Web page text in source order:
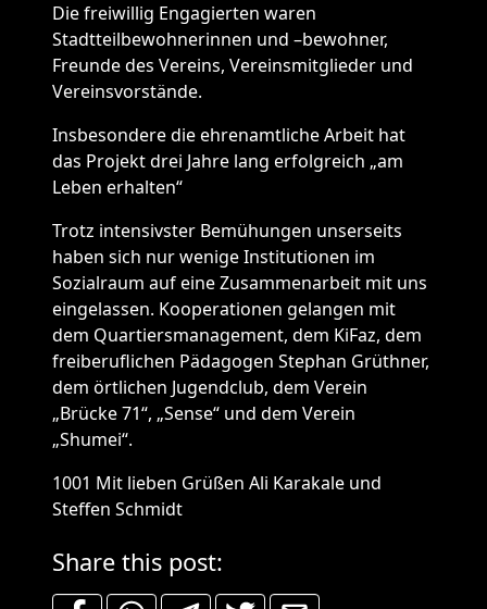
Die freiwillig Engagierten waren
Stadtteilbewohnerinnen und –bewohner,
Freunde des Vereins, Vereinsmitglieder und
Vereinsvorstände.
Insbesondere die ehrenamtliche Arbeit hat
das Projekt drei Jahre lang erfolgreich „am
Leben erhalten“
Trotz intensivster Bemühungen unserseits
haben sich nur wenige Institutionen im
Sozialraum auf eine Zusammenarbeit mit uns
eingelassen. Kooperationen gelangen mit
dem Quartiersmanagement, dem KiFaz, dem
freiberuflichen Pädagogen Stephan Grüthner,
dem örtlichen Jugendclub, dem Verein
„Brücke 71“, „Sense“ und dem Verein
„Shumei“.
1001 Mit lieben Grüßen Ali Karakale und
Steffen Schmidt
Share this post: